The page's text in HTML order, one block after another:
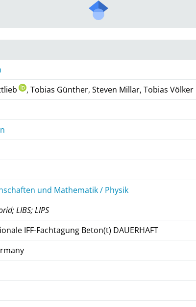
, Tobias Günther, Steven Millar, Tobias Völker
und Mathematik / Physik
LIBS; LIPS
IFF-Fachtagung Beton(t) DAUERHAFT